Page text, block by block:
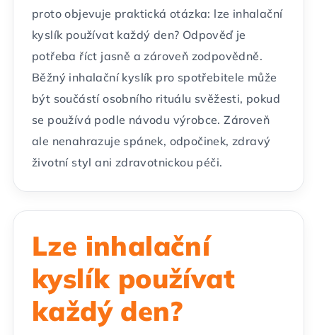
proto objevuje praktická otázka: lze inhalační
kyslík používat každý den? Odpověď je
potřeba říct jasně a zároveň zodpovědně.
Běžný inhalační kyslík pro spotřebitele může
být součástí osobního rituálu svěžesti, pokud
se používá podle návodu výrobce. Zároveň
ale nenahrazuje spánek, odpočinek, zdravý
životní styl ani zdravotnickou péči.
Lze inhalační
kyslík používat
každý den?